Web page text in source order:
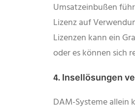
Umsatzeinbußen
Lizenz auf
Lizenzen kann ein
oder es können sich
4. Insellösungen
DAM-Systeme allein